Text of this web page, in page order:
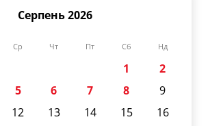
Серпень 2026
Ср Чт Пт Сб Нд
1
2
5 6 7 8
9
12 13 14 15
16